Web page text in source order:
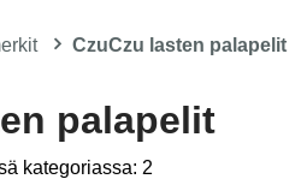
CzuCzu lasten palapelit
palapelit
kategoriassa: 2